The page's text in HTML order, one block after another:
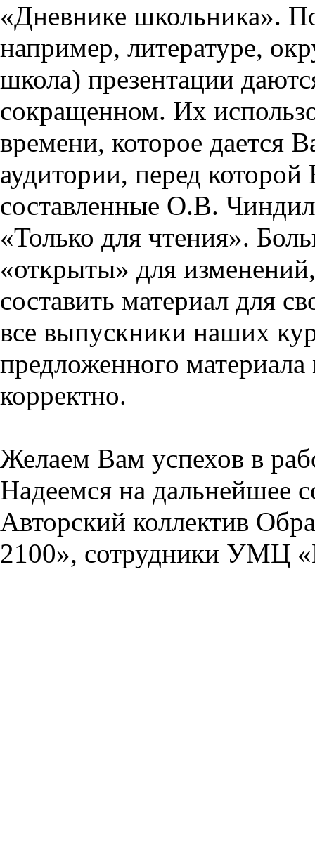
«Дневнике школьника».
например, литературе,
школа) презентации
сокращенном. Их
времени, которое дается
аудитории, перед
составленные О.В.
«Только для чтения».
«открыты» для
составить материал для
все выпускники наших
предложенного
корректно.
Желаем Вам успехов в
Надеемся на дальнейшее
Авторский коллектив
2100», сотрудники УМЦ